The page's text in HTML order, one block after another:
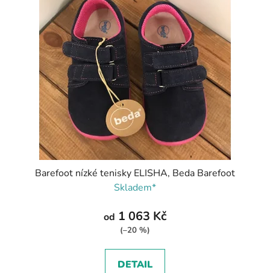
Barefoot nízké tenisky ELISHA, Beda Barefoot
Skladem*
od 1 063 Kč
(–20 %)
DETAIL